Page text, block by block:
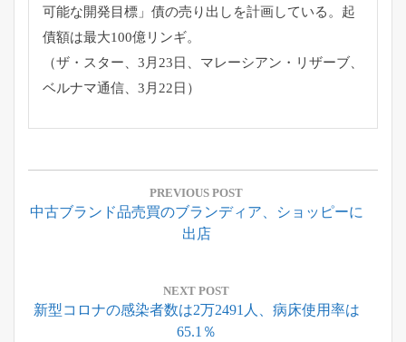
可能な開発目標」債の売り出しを計画している。 起
債額は最大100億リンギ。
（ザ・スター、3月23日、マレーシアン・リザーブ、
ベルナマ通信、3月22日）
投
ナ
シ
PREVIOUS POST
Previous
中古ブランド品売買のブランディア、ショッピーに
出店
NEXT POST
Next
新型コロナの感染者数は2万2491人、病床使用率は
65.1％